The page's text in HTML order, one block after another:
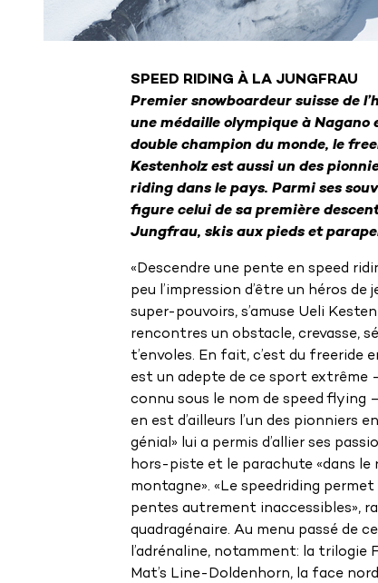
SPEED RIDING À LA JUNGFRAU
Premier snowboardeur suisse de
une médaille olympique à Nagano
double champion du monde, le
Kestenholz est aussi un des
riding dans le pays. Parmi ses
figure celui de sa première
Jungfrau, skis aux pieds et
«Descendre une pente en speed
peu l’impression d’être un héros de
super-pouvoirs, s’amuse Ueli
rencontres un obstacle, crevasse,
t’envoles. En fait, c’est du freeride
est un adepte de ce sport extrême
connu sous le nom de speed flying
en est d’ailleurs l’un des pionniers
génial» lui a permis d’allier ses
hors-piste et le parachute «dans le
montagne». «Le speedriding permet
pentes autrement inaccessibles»,
quadragénaire. Au menu passé de
l’adrénaline, notamment: la trilogie
Mat’s Line-Doldenhorn, la face